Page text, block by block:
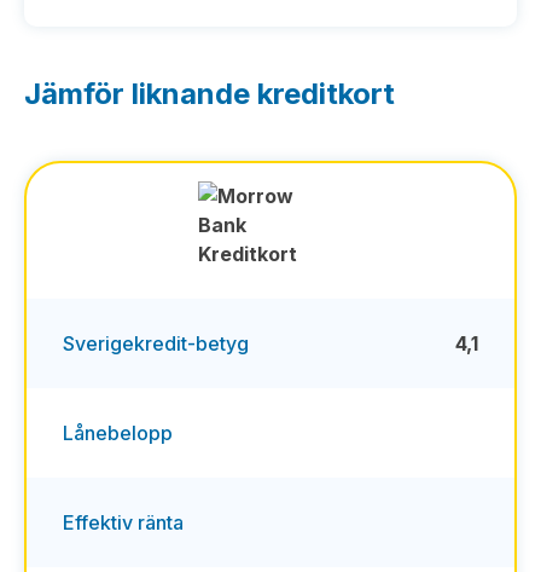
Jämför liknande kreditkort
Sverigekredit-betyg 4,1
Lånebelopp
Effektiv ränta